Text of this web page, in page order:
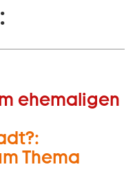
ehemaligen
Thema